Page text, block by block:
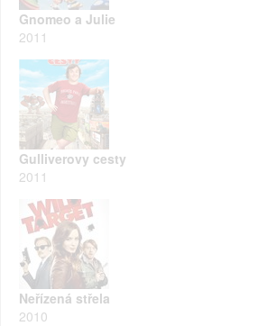
Gnomeo a Julie
2011
Gulliverovy cesty
2011
Neřízená střela
2010